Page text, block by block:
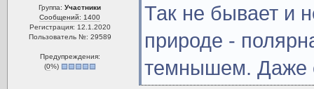
Группа:Участники
Сообщений: 1400
Регистрация: 12.1.2020
Пользователь №: 29589
Предупреждения:
(0%)
Так не бывает и
природе -
темнышем. Даже